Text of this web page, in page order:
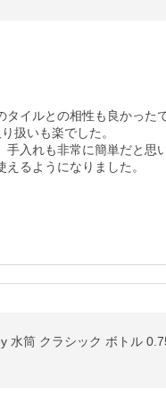
イルとの相性も良かったで
扱いも楽でした。
入れも非常に簡単だと思
るようになりました。